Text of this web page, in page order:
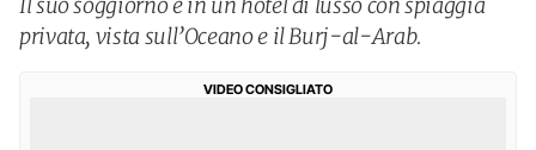
privata, vista sull’Oceano e il Burj-al-Arab.
VIDEO CONSIGLIATO